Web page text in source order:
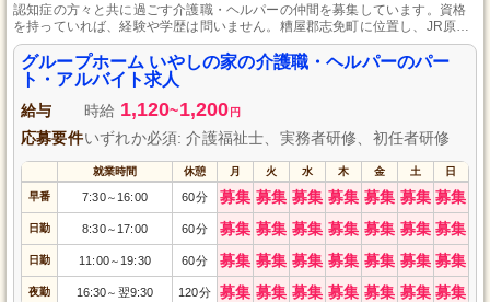
認知症の方々と共に過ごす介護職・ヘルパーの仲間を募集しています。資格
を持っていれば、経験や学歴は問いません。糟屋郡志免町に位置し、JR原町
駅から徒歩22分の場所にあるため、通勤しやすく、マイカー通勤も可能で
す。時給は実力に応じて昇給があり、通勤手当も支給されるので安心して働
けます。
グループホーム いやしの家の介護職・ヘルパーのパー
ト・アルバイト求人
給与 時給 1,120~1,200 円
応募要件いずれか必須: 介護福祉士、実務者研修、初任者研修
就業時間 休憩 月 火 水 木 金 土 日
早番 7:30～ 16:00 60分 募集 募集 募集 募集 募集 募集 募集
日勤 8:30～ 17:00 60分 募集 募集 募集 募集 募集 募集 募集
日勤 11:00～ 19:30 60分 募集 募集 募集 募集 募集 募集 募集
夜勤 16:30～ 翌9:30 120分 募集 募集 募集 募集 募集 募集 募集